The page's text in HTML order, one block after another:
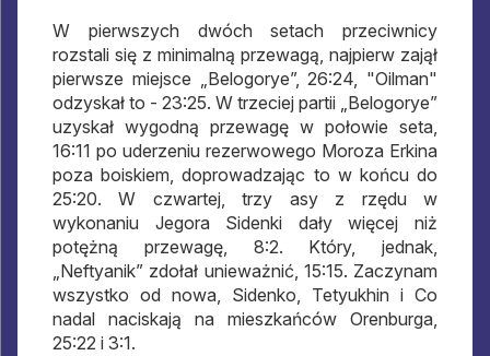
W pierwszych dwóch setach przeciwnicy
rozstali się z minimalną przewagą, najpierw zajął
pierwsze miejsce „Belogorye”, 26:24, "Oilman"
odzyskał to - 23:25. W trzeciej partii „Belogorye”
uzyskał wygodną przewagę w połowie seta,
16:11 po uderzeniu rezerwowego Moroza Erkina
poza boiskiem, doprowadzając to w końcu do
25:20. W czwartej, trzy asy z rzędu w
wykonaniu Jegora Sidenki dały więcej niż
potężną przewagę, 8:2. Który, jednak,
„Neftyanik” zdołał unieważnić, 15:15. Zaczynam
wszystko od nowa, Sidenko, Tetyukhin i Co
nadal naciskają na mieszkańców Orenburga,
25:22 i 3:1.